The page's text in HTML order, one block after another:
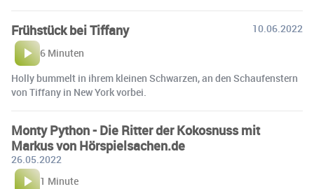
Frühstück bei Tiffany
10.06.2022
6 Minuten
Holly bummelt in ihrem kleinen Schwarzen, an den Schaufenstern
von Tiffany in New York vorbei.
Monty Python - Die Ritter der Kokosnuss mit
Markus von Hörspielsachen.de
26.05.2022
1 Minute